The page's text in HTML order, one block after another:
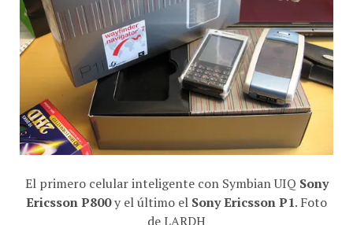
El primero celular inteligente con Symbian UIQ Sony
Ericsson P800
y el último el Sony Ericsson P1. Foto
de LARDH